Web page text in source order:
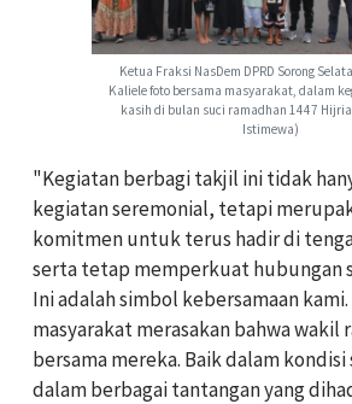
Ketua Fraksi NasDem DPRD Sorong
Kaliele foto bersama masyarakat, dalam
kasih di bulan suci ramadhan 1447
Istimewa)
"Kegiatan berbagi takjil ini tidak
kegiatan seremonial, tetapi
komitmen untuk terus hadir di
serta tetap memperkuat hubungan
Ini adalah simbol kebersamaan
masyarakat merasakan bahwa wakil
bersama mereka. Baik dalam
dalam berbagai tantangan yang